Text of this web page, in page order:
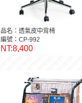
品名：透氣皮中背椅
編號：CP-992
NT:8,400